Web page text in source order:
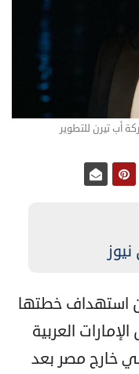
أب تيرن للتطوير
استهداف خطتها
العربية
خارج مصر بعد